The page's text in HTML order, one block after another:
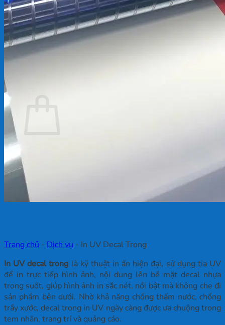
Chưa có sản phẩm trong giỏ hàng.
Quay trở lại cửa hàng
Quay trở lại cửa hàng
Trang chủ - Dịch vụ - In UV Decal Trong
In UV decal trong là kỹ thuật in ấn hiện đại, sử dụng tia UV
để in trực tiếp hình ảnh, nội dung lên bề mặt decal nhựa
trong suốt, giúp hình ảnh in sắc nét, nổi bật mà không che đi
sản phẩm bên dưới. Nhờ khả năng chống thấm nước, chống
trầy xước, decal trong in UV ngày càng được ưa chuộng trong
tem nhãn, trang trí và quảng cáo.